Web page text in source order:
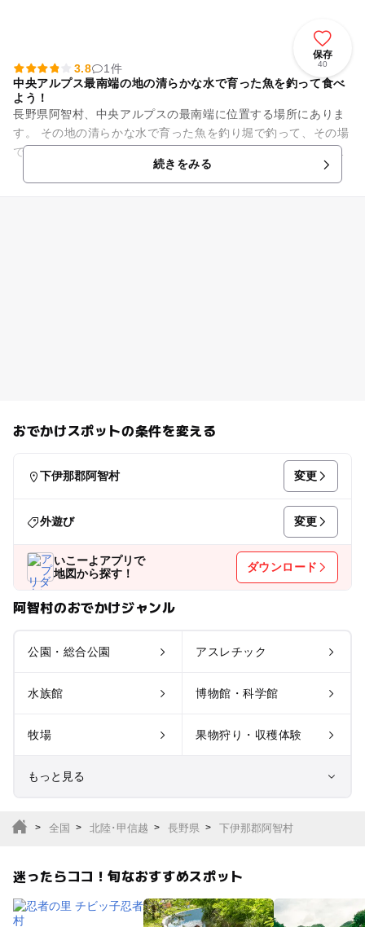
保存
40
3.8
1件
中央アルプス最南端の地の清らかな水で育った魚を釣って食べ
よう！
長野県阿智村、中央アルプスの最南端に位置する場所にありま
す。 その地の清らかな水で育った魚を釣り堀で釣って、その場
で焼いて食べることができます。炭火焼は囲炉裏を囲む雰囲気
の良い店内で、他の郷土...続きをみる
おでかけスポットの条件を変える
下伊那郡阿智村 変更
外遊び 変更
いこーよアプリで
地図から探す！
ダウンロード
阿智村のおでかけジャンル
公園・総合公園 アスレチック
水族館 博物館・科学館
牧場 果物狩り・収穫体験
もっと見る
サファリパーク
植物園・フラワーパー
ク
全国 北陸･甲信越 長野県 下伊那郡阿智村
迷ったらココ！旬なおすすめスポット